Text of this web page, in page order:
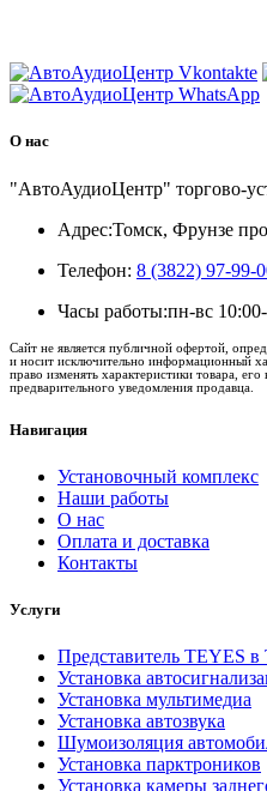
О нас
"АвтоАудиоЦентр" торгово-
Адрес:Томск, Фрунзе
Телефон: 8 (3822) 97-99-
Часы работы:пн-вс
Сайт не является публичной офертой,
и носит исключительно информационный
право изменять характеристики товара,
предварительного уведомления продавца.
Навигация
Установочный комплекс
Наши работы
О нас
Оплата и доставка
Контакты
Услуги
Представитель TEYES в
Установка
Установка мультимедиа
Установка автозвука
Шумоизоляция
Установка парктроников
Установка камеры